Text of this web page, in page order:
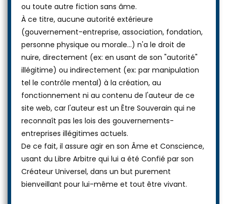
ou toute autre fiction sans âme.
À ce titre, aucune autorité extérieure
(gouvernement-entreprise, association, fondation,
personne physique ou morale...) n'a le droit de
nuire, directement (ex: en usant de son "autorité"
illégitime) ou indirectement (ex: par manipulation
tel le contrôle mental) à la création, au
fonctionnement ni au contenu de l'auteur de ce
site web, car l'auteur est un Être Souverain qui ne
reconnaît pas les lois des gouvernements-
entreprises illégitimes actuels.
De ce fait, il assure agir en son Âme et Conscience,
usant du Libre Arbitre qui lui a été Confié par son
Créateur Universel, dans un but purement
bienveillant pour lui-même et tout être vivant.